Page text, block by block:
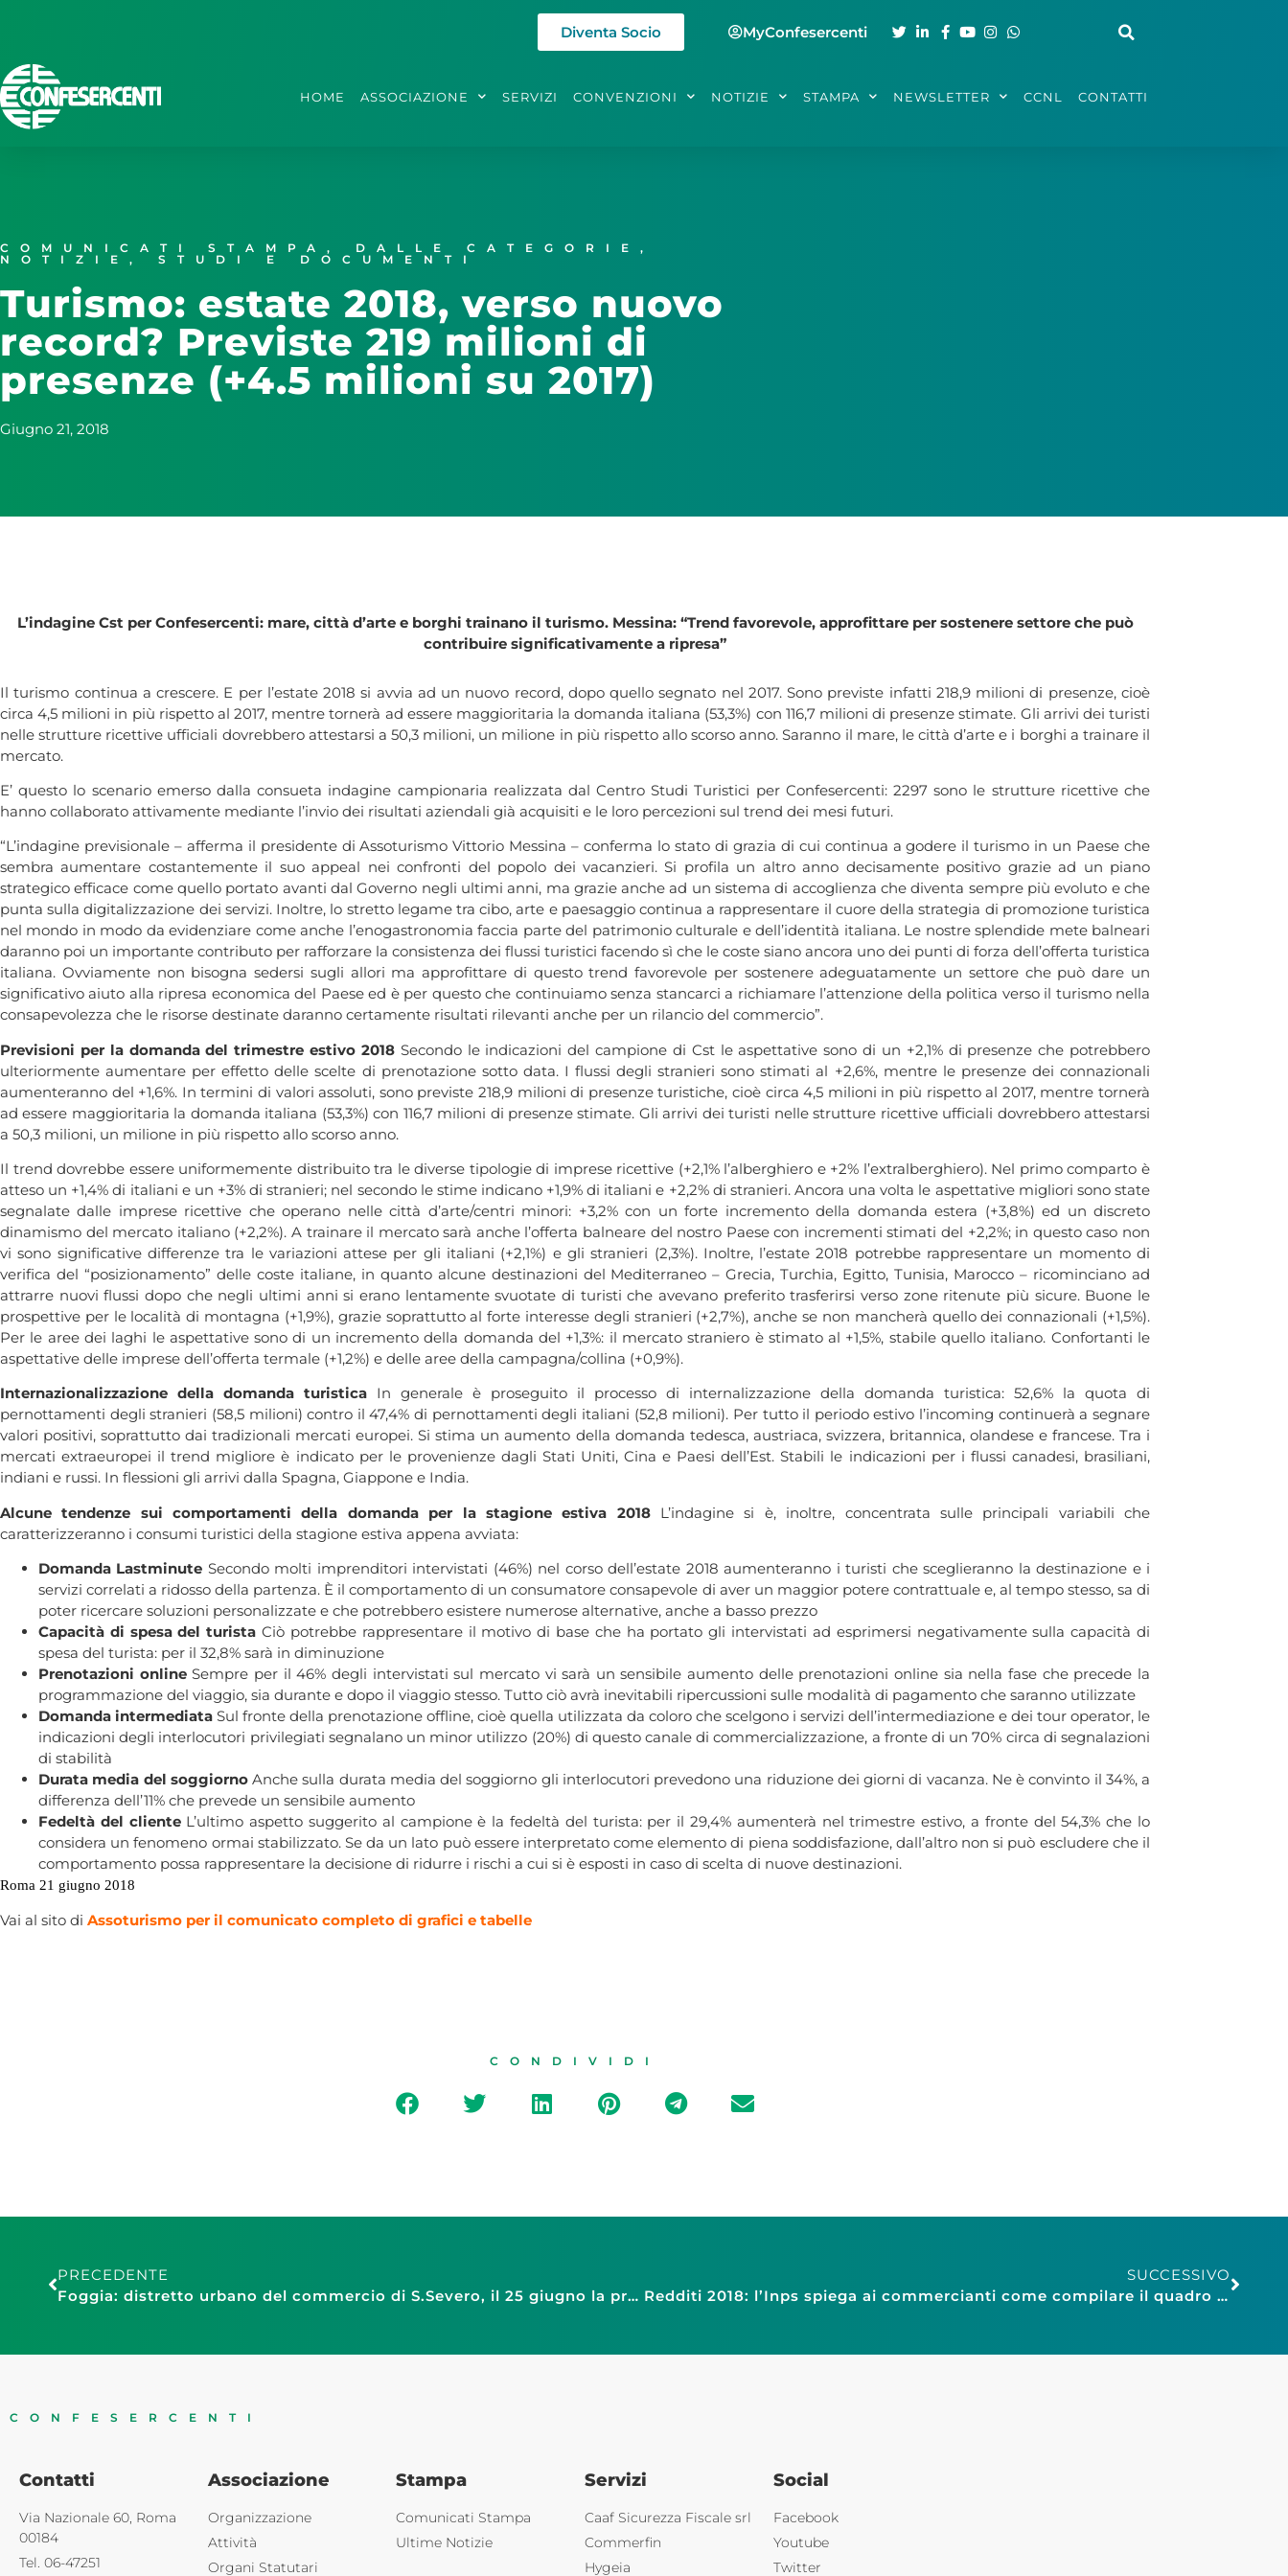
Diventa Socio MyConfesercenti
HOME ASSOCIAZIONE SERVIZI CONVENZIONI NOTIZIE STAMPA NEWSLETTER CCNL CONTATTI
COMUNICATI STAMPA , DALLE CATEGORIE ,
NOTIZIE , STUDI E DOCUMENTI
Turismo: estate 2018, verso nuovo
record? Previste 219 milioni di
presenze (+4.5 milioni su 2017)
Giugno 21, 2018
L’indagine Cst per Confesercenti: mare, città d’arte e borghi trainano il turismo. Messina: “Trend favorevole, approfittare per sostenere settore che può
contribuire significativamente a ripresa”
Il turismo continua a crescere. E per l’estate 2018 si avvia ad un nuovo record, dopo quello segnato nel 2017. Sono previste infatti 218,9 milioni di presenze, cioè
circa 4,5 milioni in più rispetto al 2017, mentre tornerà ad essere maggioritaria la domanda italiana (53,3%) con 116,7 milioni di presenze stimate. Gli arrivi dei turisti
nelle strutture ricettive ufficiali dovrebbero attestarsi a 50,3 milioni, un milione in più rispetto allo scorso anno. Saranno il mare, le città d’arte e i borghi a trainare il
mercato.
E’ questo lo scenario emerso dalla consueta indagine campionaria realizzata dal Centro Studi Turistici per Confesercenti: 2297 sono le strutture ricettive che
hanno collaborato attivamente mediante l’invio dei risultati aziendali già acquisiti e le loro percezioni sul trend dei mesi futuri.
“L’indagine previsionale – afferma il presidente di Assoturismo Vittorio Messina – conferma lo stato di grazia di cui continua a godere il turismo in un Paese che
sembra aumentare costantemente il suo appeal nei confronti del popolo dei vacanzieri. Si profila un altro anno decisamente positivo grazie ad un piano
strategico efficace come quello portato avanti dal Governo negli ultimi anni, ma grazie anche ad un sistema di accoglienza che diventa sempre più evoluto e che
punta sulla digitalizzazione dei servizi. Inoltre, lo stretto legame tra cibo, arte e paesaggio continua a rappresentare il cuore della strategia di promozione turistica
nel mondo in modo da evidenziare come anche l’enogastronomia faccia parte del patrimonio culturale e dell’identità italiana. Le nostre splendide mete balneari
daranno poi un importante contributo per rafforzare la consistenza dei flussi turistici facendo sì che le coste siano ancora uno dei punti di forza dell’offerta turistica
italiana. Ovviamente non bisogna sedersi sugli allori ma approfittare di questo trend favorevole per sostenere adeguatamente un settore che può dare un
significativo aiuto alla ripresa economica del Paese ed è per questo che continuiamo senza stancarci a richiamare l’attenzione della politica verso il turismo nella
consapevolezza che le risorse destinate daranno certamente risultati rilevanti anche per un rilancio del commercio”.
Previsioni per la domanda del trimestre estivo 2018 Secondo le indicazioni del campione di Cst le aspettative sono di un +2,1% di presenze che potrebbero
ulteriormente aumentare per effetto delle scelte di prenotazione sotto data. I flussi degli stranieri sono stimati al +2,6%, mentre le presenze dei connazionali
aumenteranno del +1,6%. In termini di valori assoluti, sono previste 218,9 milioni di presenze turistiche, cioè circa 4,5 milioni in più rispetto al 2017, mentre tornerà
ad essere maggioritaria la domanda italiana (53,3%) con 116,7 milioni di presenze stimate. Gli arrivi dei turisti nelle strutture ricettive ufficiali dovrebbero attestarsi
a 50,3 milioni, un milione in più rispetto allo scorso anno.
Il trend dovrebbe essere uniformemente distribuito tra le diverse tipologie di imprese ricettive (+2,1% l’alberghiero e +2% l’extralberghiero). Nel primo comparto è
atteso un +1,4% di italiani e un +3% di stranieri; nel secondo le stime indicano +1,9% di italiani e +2,2% di stranieri. Ancora una volta le aspettative migliori sono state
segnalate dalle imprese ricettive che operano nelle città d’arte/centri minori: +3,2% con un forte incremento della domanda estera (+3,8%) ed un discreto
dinamismo del mercato italiano (+2,2%). A trainare il mercato sarà anche l’offerta balneare del nostro Paese con incrementi stimati del +2,2%; in questo caso non
vi sono significative differenze tra le variazioni attese per gli italiani (+2,1%) e gli stranieri (2,3%). Inoltre, l’estate 2018 potrebbe rappresentare un momento di
verifica del “posizionamento” delle coste italiane, in quanto alcune destinazioni del Mediterraneo – Grecia, Turchia, Egitto, Tunisia, Marocco – ricominciano ad
attrarre nuovi flussi dopo che negli ultimi anni si erano lentamente svuotate di turisti che avevano preferito trasferirsi verso zone ritenute più sicure. Buone le
prospettive per le località di montagna (+1,9%), grazie soprattutto al forte interesse degli stranieri (+2,7%), anche se non mancherà quello dei connazionali (+1,5%).
Per le aree dei laghi le aspettative sono di un incremento della domanda del +1,3%: il mercato straniero è stimato al +1,5%, stabile quello italiano. Confortanti le
aspettative delle imprese dell’offerta termale (+1,2%) e delle aree della campagna/collina (+0,9%).
Internazionalizzazione della domanda turistica In generale è proseguito il processo di internalizzazione della domanda turistica: 52,6% la quota di
pernottamenti degli stranieri (58,5 milioni) contro il 47,4% di pernottamenti degli italiani (52,8 milioni). Per tutto il periodo estivo l’incoming continuerà a segnare
valori positivi, soprattutto dai tradizionali mercati europei. Si stima un aumento della domanda tedesca, austriaca, svizzera, britannica, olandese e francese. Tra i
mercati extraeuropei il trend migliore è indicato per le provenienze dagli Stati Uniti, Cina e Paesi dell’Est. Stabili le indicazioni per i flussi canadesi, brasiliani,
indiani e russi. In flessioni gli arrivi dalla Spagna, Giappone e India.
Alcune tendenze sui comportamenti della domanda per la stagione estiva 2018L’indagine si è, inoltre, concentrata sulle principali variabili che
caratterizzeranno i consumi turistici della stagione estiva appena avviata:
Domanda Lastminute Secondo molti imprenditori intervistati (46%) nel corso dell’estate 2018 aumenteranno i turisti che sceglieranno la destinazione e i
servizi correlati a ridosso della partenza. È il comportamento di un consumatore consapevole di aver un maggior potere contrattuale e, al tempo stesso, sa di
poter ricercare soluzioni personalizzate e che potrebbero esistere numerose alternative, anche a basso prezzo
Capacità di spesa del turista Ciò potrebbe rappresentare il motivo di base che ha portato gli intervistati ad esprimersi negativamente sulla capacità di
spesa del turista: per il 32,8% sarà in diminuzione
Prenotazioni onlineSempre per il 46% degli intervistati sul mercato vi sarà un sensibile aumento delle prenotazioni online sia nella fase che precede la
programmazione del viaggio, sia durante e dopo il viaggio stesso. Tutto ciò avrà inevitabili ripercussioni sulle modalità di pagamento che saranno utilizzate
Domanda intermediata Sul fronte della prenotazione offline, cioè quella utilizzata da coloro che scelgono i servizi dell’intermediazione e dei tour operator, le
indicazioni degli interlocutori privilegiati segnalano un minor utilizzo (20%) di questo canale di commercializzazione, a fronte di un 70% circa di segnalazioni
di stabilità
Durata media del soggiorno Anche sulla durata media del soggiorno gli interlocutori prevedono una riduzione dei giorni di vacanza. Ne è convinto il 34%, a
differenza dell’11% che prevede un sensibile aumento
Fedeltà del clienteL’ultimo aspetto suggerito al campione è la fedeltà del turista: per il 29,4% aumenterà nel trimestre estivo, a fronte del 54,3% che lo
considera un fenomeno ormai stabilizzato. Se da un lato può essere interpretato come elemento di piena soddisfazione, dall’altro non si può escludere che il
comportamento possa rappresentare la decisione di ridurre i rischi a cui si è esposti in caso di scelta di nuove destinazioni.
Roma 21 giugno 2018
Vai al sito di Assoturismo per il comunicato completo di grafici e tabelle
CONDIVIDI
PRECEDENTE
Foggia: distretto urbano del commercio di S.Severo, il 25 giugno la presentazione
SUCCESSIVO
Redditi 2018: l’Inps spiega ai commercianti come compilare il quadro del modello
CONFESERCENTI
Contatti
Via Nazionale 60, Roma
00184
Tel. 06-47251
Associazione
Organizzazione
Attività
Organi Statutari
Stampa
Comunicati Stampa
Ultime Notizie
Servizi
Caaf Sicurezza Fiscale srl
Commerfin
Hygeia
Social
Facebook
Youtube
Twitter